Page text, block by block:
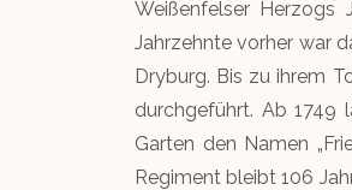
Weißenfelser Herzogs
Jahrzehnte vorher war
Dryburg. Bis zu ihrem
durchgeführt. Ab 1749
Garten den Namen
Regiment bleibt 106